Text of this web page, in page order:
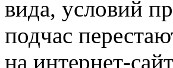
вида, условий
подчас
на интернет-